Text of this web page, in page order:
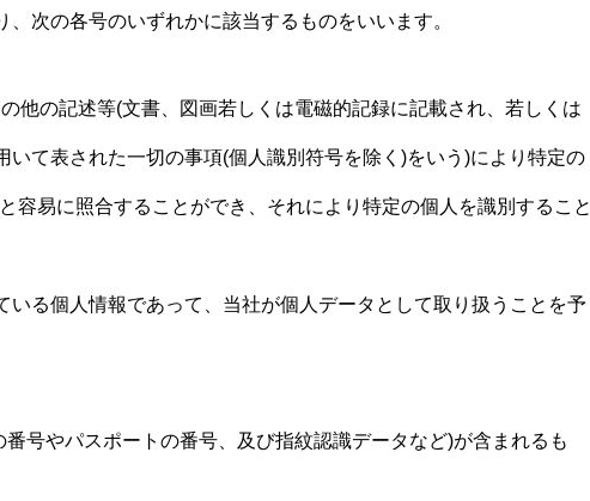
、次の各号のいずれかに該当するものをいいます。
他の記述等(文書、図画若しくは電磁的記録に記載され、若しくは
て表された一切の事項(個人識別符号を除く)をいう)により特定の
容易に照合することができ、それにより特定の個人を識別すること
いる個人情報であって、当社が個人データとして取り扱うことを予
号やパスポートの番号、及び指紋認識データなど)が含まれるも